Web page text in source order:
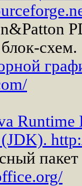
схем.
Runtime
пакет